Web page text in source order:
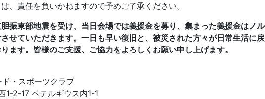
、責任を負いかねますので予めご了承ください。
振東部地震を受け、当日会場では義援金を募り、集まった義援金はノル
せていただきます。 一日も早い復旧と、被災された方々が日常生活に戻
ます。皆様のご支援、ご協力をよろしくお願い申し上げます。
・スポーツクラブ
2-17 ベテルギウス内1-1